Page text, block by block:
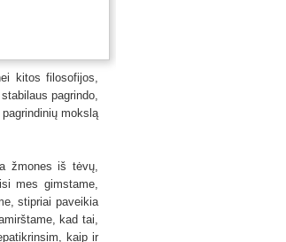
kitos filosofijos,
pagrindo,
mokslą
žmones iš tėvų,
mes gimstame,
stipriai paveikia
kad tai,
kaip ir